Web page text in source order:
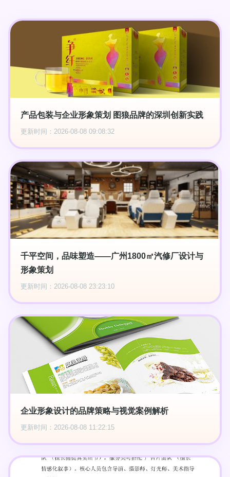
产品包装与企业形象策划 图狼品牌的深圳创新实践
更新时间：2026-08-08 09:08:32
千平空间，品味塑造——广州1800㎡汽修厂设计与
形象策划
更新时间：2026-08-08 23:23:10
企业形象设计的品牌策略与视觉案例解析
更新时间：2026-08-08 11:22:15